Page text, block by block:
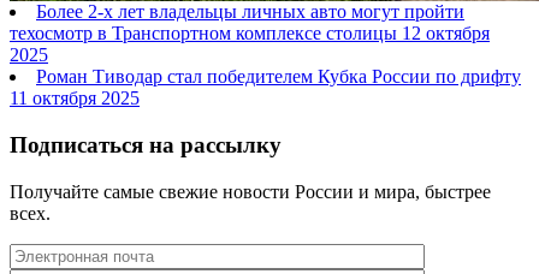
Более 2-х лет владельцы личных авто могут пройти
техосмотр в Транспортном комплексе столицы 12 октября
2025
Роман Тиводар стал победителем Кубка России по дрифту
11 октября 2025
Подписаться на рассылку
Получайте самые свежие новости России и мира, быстрее
всех.